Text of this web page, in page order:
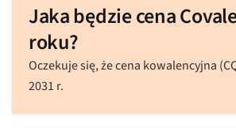
Jaka będzie cena
roku?
Oczekuje się, że cena kowalencyjna
2031 r.